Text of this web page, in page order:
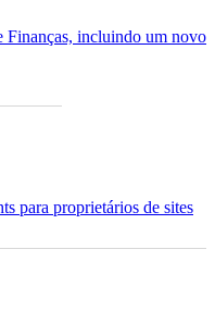
Finanças, incluindo um novo
para proprietários de sites